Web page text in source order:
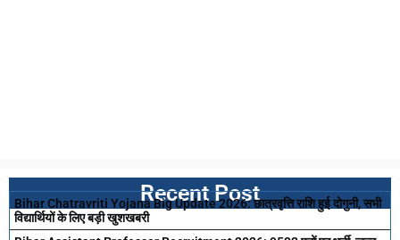
Recent Post
Bihar Chatravriti Yojana Big Update 2026: छात्रवृत्ति राशि हुई दोगुनी, सभी
विद्यार्थियों के लिए बड़ी खुशखबरी